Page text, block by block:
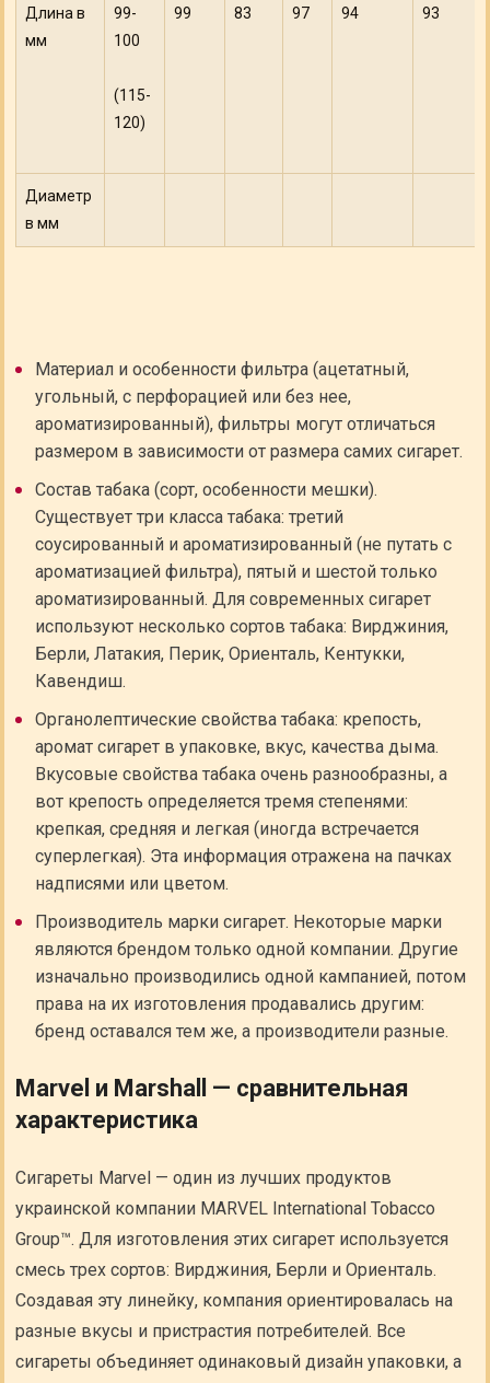
Длина в
мм
99-
100
(115-
120)
99 83 97 94 93
Диаметр
в мм
Материал и особенности фильтра (ацетатный,
угольный, с перфорацией или без нее,
ароматизированный), фильтры могут отличаться
размером в зависимости от размера самих сигарет.
Состав табака (сорт, особенности мешки).
Существует три класса табака: третий
соусированный и ароматизированный (не путать с
ароматизацией фильтра), пятый и шестой только
ароматизированный. Для современных сигарет
используют несколько сортов табака: Вирджиния,
Берли, Латакия, Перик, Ориенталь, Кентукки,
Кавендиш.
Органолептические свойства табака: крепость,
аромат сигарет в упаковке, вкус, качества дыма.
Вкусовые свойства табака очень разнообразны, а
вот крепость определяется тремя степенями:
крепкая, средняя и легкая (иногда встречается
суперлегкая). Эта информация отражена на пачках
надписями или цветом.
Производитель марки сигарет. Некоторые марки
являются брендом только одной компании. Другие
изначально производились одной кампанией, потом
права на их изготовления продавались другим:
бренд оставался тем же, а производители разные.
Marvel и Marshall — сравнительная
характеристика
Сигареты Marvel — один из лучших продуктов
украинской компании MARVEL International Tobacco
Group™. Для изготовления этих сигарет используется
смесь трех сортов: Вирджиния, Берли и Ориенталь.
Создавая эту линейку, компания ориентировалась на
разные вкусы и пристрастия потребителей. Все
сигареты объединяет одинаковый дизайн упаковки, а